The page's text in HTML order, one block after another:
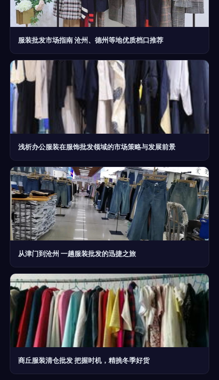
服装批发市场指南 沧州、德州等地优质档口推荐
浅析办公服装在服饰批发领域的市场策略与发展前景
从津门到沧州 一趟服装批发的迅捷之旅
商丘服装清仓批发 把握时机，精挑冬季好货